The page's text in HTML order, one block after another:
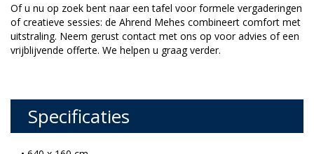
Of u nu op zoek bent naar een tafel voor formele vergaderingen
of creatieve sessies: de Ahrend Mehes combineert comfort met
uitstraling. Neem gerust contact met ons op voor advies of een
vrijblijvende offerte. We helpen u graag verder.
Specificaties